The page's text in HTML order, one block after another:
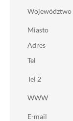
Województwo
Miasto
Adres
Tel
Tel 2
WWW
E-mail